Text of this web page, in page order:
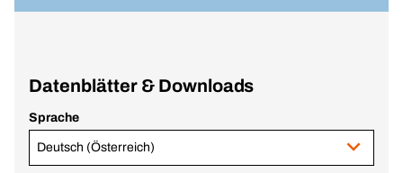
Datenblätter & Downloads
Sprache
Deutsch (Österreich)